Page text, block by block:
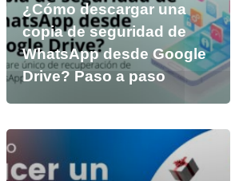
¿Cómo descargar una
copia de seguridad de
WhatsApp desde Google
Drive? Paso a paso